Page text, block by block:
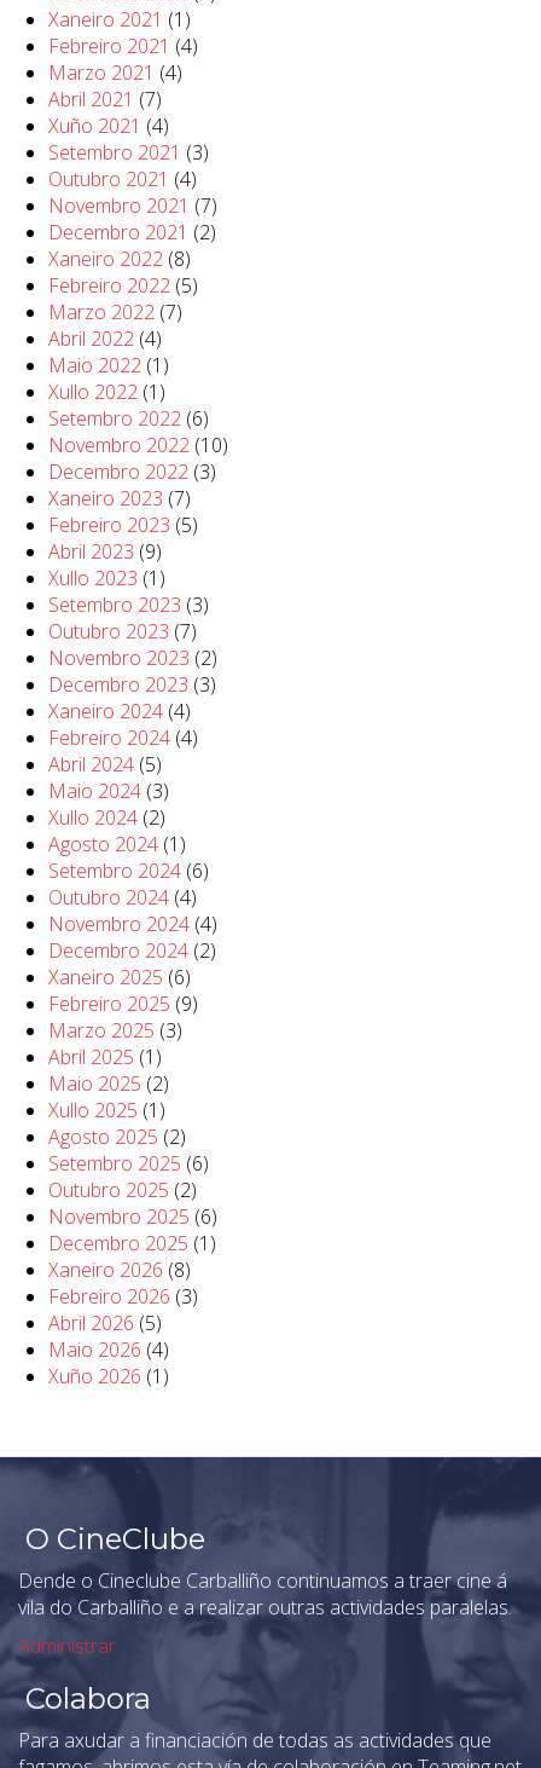
Xaneiro 2021 (1)
Febreiro 2021 (4)
Marzo 2021 (4)
Abril 2021 (7)
Xuño 2021 (4)
Setembro 2021 (3)
Outubro 2021 (4)
Novembro 2021 (7)
Decembro 2021 (2)
Xaneiro 2022 (8)
Febreiro 2022 (5)
Marzo 2022 (7)
Abril 2022 (4)
Maio 2022 (1)
Xullo 2022 (1)
Setembro 2022 (6)
Novembro 2022 (10)
Decembro 2022 (3)
Xaneiro 2023 (7)
Febreiro 2023 (5)
Abril 2023 (9)
Xullo 2023 (1)
Setembro 2023 (3)
Outubro 2023 (7)
Novembro 2023 (2)
Decembro 2023 (3)
Xaneiro 2024 (4)
Febreiro 2024 (4)
Abril 2024 (5)
Maio 2024 (3)
Xullo 2024 (2)
Agosto 2024 (1)
Setembro 2024 (6)
Outubro 2024 (4)
Novembro 2024 (4)
Decembro 2024 (2)
Xaneiro 2025 (6)
Febreiro 2025 (9)
Marzo 2025 (3)
Abril 2025 (1)
Maio 2025 (2)
Xullo 2025 (1)
Agosto 2025 (2)
Setembro 2025 (6)
Outubro 2025 (2)
Novembro 2025 (6)
Decembro 2025 (1)
Xaneiro 2026 (8)
Febreiro 2026 (3)
Abril 2026 (5)
Maio 2026 (4)
Xuño 2026 (1)
O CineClube
Dende o Cineclube Carballiño continuamos a traer cine á
vila do Carballiño e a realizar outras actividades paralelas.
Administrar
Colabora
Para axudar a financiación de todas as actividades que